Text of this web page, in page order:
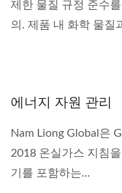
제한 물질 규정 준수
의. 제품 내 화학 물질
에너지 자원 관리
Nam Liong Global은
2018 온실가스 지침
기를 포함하는...